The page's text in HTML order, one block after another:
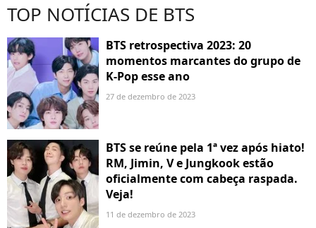
TOP NOTÍCIAS DE BTS
BTS retrospectiva 2023: 20
momentos marcantes do grupo de
K-Pop esse ano
27 de dezembro de 2023
BTS se reúne pela 1ª vez após hiato!
RM, Jimin, V e Jungkook estão
oficialmente com cabeça raspada.
Veja!
11 de dezembro de 2023